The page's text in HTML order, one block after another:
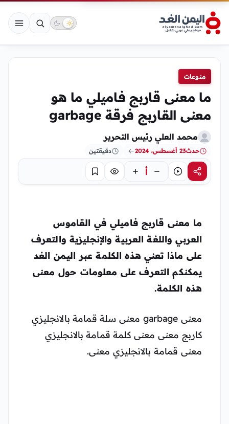
منوعات
ما معنى قاربج فاميلي ما هو
معنى القاربج فرقة garbage
محمد العلي رئيس التحرير
حدث23 أغسطس، 2024 دقيقتين
مشاركةاستماع أ تركيز حفظ
ما معنى قاربج فاميليفي القاموس
العربي واللغة العربية والإنجليزية والتعرف
على ماذا تعني هذه الكلمة عبر اليمن الغد
يمكنكم التعرف على معلومات حول معنى
هذه الكلمة.
معنى garbage معنى سلة قمامة بالانجليزي
كاربج معنى معنى كلمة قمامة بالانجليزي
معنى قمامة بالانجليزي معنى.